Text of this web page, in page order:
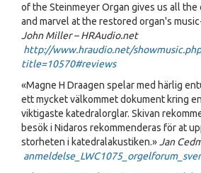
of the Steinmeyer Organ gives us all the
and marvel at the restored organ's
John Miller – HRAudio.net
http://www.hraudio.net/
title=10570#reviews
«Magne H Draagen spelar med härlig
ett mycket välkommet dokument kring
viktigaste katedralorglar. Skivan
besök i Nidaros rekommenderas för at
storheten i katedralakustiken.»Jan